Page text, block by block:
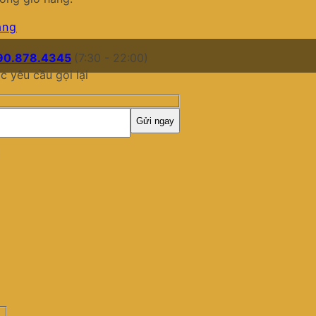
(7:30 - 22:00)
yêu cầu gọi lại